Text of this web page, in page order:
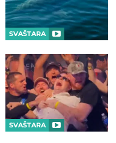
SVAŠTARA
SVAŠTARA